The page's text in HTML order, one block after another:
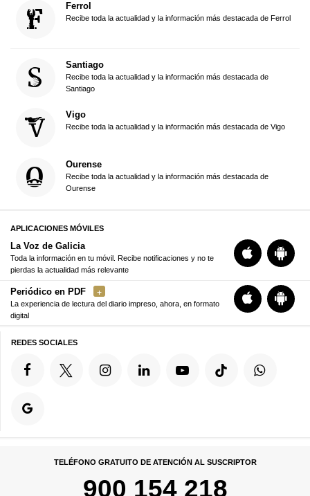
Ferrol
Recibe toda la actualidad y la información más destacada de Ferrol
Santiago
Recibe toda la actualidad y la información más destacada de
Santiago
Vigo
Recibe toda la actualidad y la información más destacada de Vigo
Ourense
Recibe toda la actualidad y la información más destacada de
Ourense
APLICACIONES MÓVILES
La Voz de Galicia
Toda la información en tu móvil. Recibe notificaciones y no te
pierdas la actualidad más relevante
Periódico en PDF
La experiencia de lectura del diario impreso, ahora, en formato
digital
REDES SOCIALES
TELÉFONO GRATUITO DE ATENCIÓN AL SUSCRIPTOR
900 154 218